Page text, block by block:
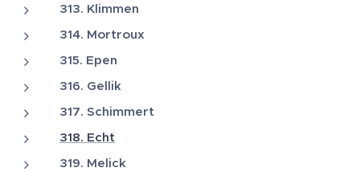
313. Klimmen
314. Mortroux
315. Epen
316. Gellik
317. Schimmert
318. Echt
319. Melick